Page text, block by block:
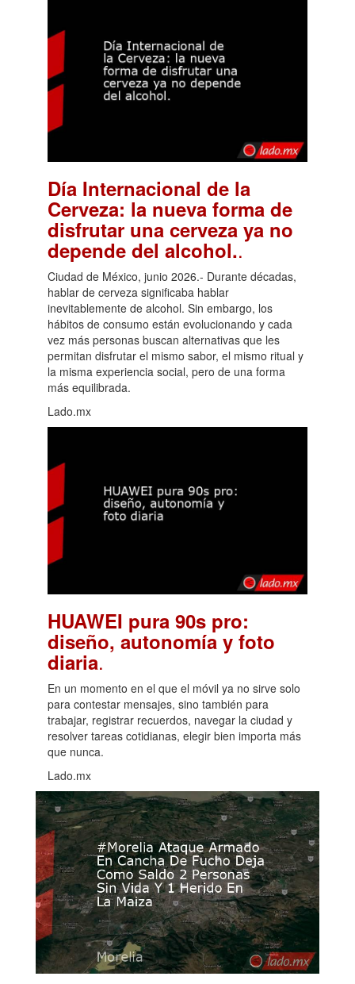
Día Internacional de la
Cerveza: la nueva forma de
disfrutar una cerveza ya no
depende del alcohol..
Ciudad de México, junio 2026.- Durante décadas,
hablar de cerveza significaba hablar
inevitablemente de alcohol. Sin embargo, los
hábitos de consumo están evolucionando y cada
vez más personas buscan alternativas que les
permitan disfrutar el mismo sabor, el mismo ritual y
la misma experiencia social, pero de una forma
más equilibrada.
Lado.mx
HUAWEI pura 90s pro:
diseño, autonomía y foto
diaria.
En un momento en el que el móvil ya no sirve solo
para contestar mensajes, sino también para
trabajar, registrar recuerdos, navegar la ciudad y
resolver tareas cotidianas, elegir bien importa más
que nunca.
Lado.mx